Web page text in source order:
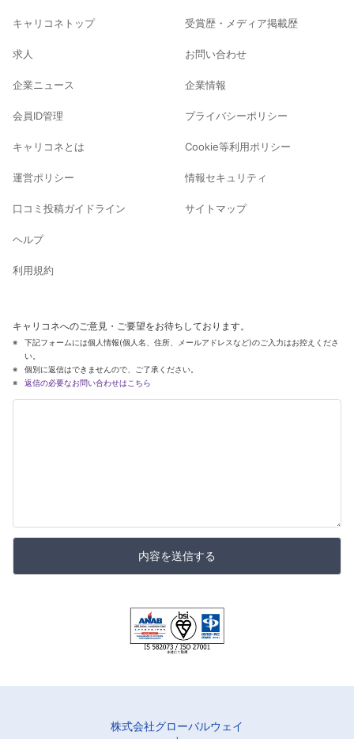
キャリコネトップ
求人
企業ニュース
会員ID管理
キャリコネとは
運営ポリシー
口コミ投稿ガイドライン
ヘルプ
利用規約
受賞歴・メディア掲載歴
お問い合わせ
企業情報
プライバシーポリシー
Cookie等利用ポリシー
情報セキュリティ
サイトマップ
キャリコネへのご意見・ご要望をお待ちしております。
下記フォームには個人情報(個人名、住所、メールアドレスなど)のご入力はお控えくださ
い。
個別に返信はできませんので、ご了承ください。
返信の必要なお問い合わせはこちら
内容を送信する
株式会社グローバルウェイ